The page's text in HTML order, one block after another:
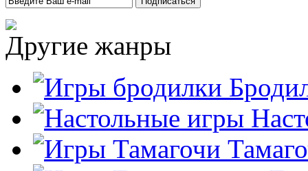
Другие жанры